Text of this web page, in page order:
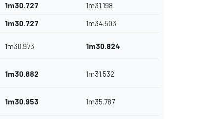
1m30.727 1m31.198
1m30.727 1m34.503
1m30.973 1m30.824
1m30.882 1m31.532
1m30.953 1m35.787